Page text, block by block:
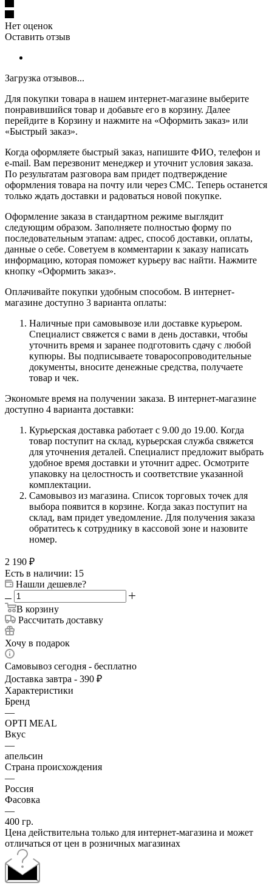
Нет оценок
Оставить отзыв
Загрузка отзывов...
Для покупки товара в нашем интернет-магазине выберите
понравившийся товар и добавьте его в корзину. Далее
перейдите в Корзину и нажмите на «Оформить заказ» или
«Быстрый заказ».
Когда оформляете быстрый заказ, напишите ФИО, телефон и
e-mail. Вам перезвонит менеджер и уточнит условия заказа.
По результатам разговора вам придет подтверждение
оформления товара на почту или через СМС. Теперь останется
только ждать доставки и радоваться новой покупке.
Оформление заказа в стандартном режиме выглядит
следующим образом. Заполняете полностью форму по
последовательным этапам: адрес, способ доставки, оплаты,
данные о себе. Советуем в комментарии к заказу написать
информацию, которая поможет курьеру вас найти. Нажмите
кнопку «Оформить заказ».
Оплачивайте покупки удобным способом. В интернет-
магазине доступно 3 варианта оплаты:
Наличные при самовывозе или доставке курьером.
Специалист свяжется с вами в день доставки, чтобы
уточнить время и заранее подготовить сдачу с любой
купюры. Вы подписываете товаросопроводительные
документы, вносите денежные средства, получаете
товар и чек.
Экономьте время на получении заказа. В интернет-магазине
доступно 4 варианта доставки:
Курьерская доставка работает с 9.00 до 19.00. Когда
товар поступит на склад, курьерская служба свяжется
для уточнения деталей. Специалист предложит выбрать
удобное время доставки и уточнит адрес. Осмотрите
упаковку на целостность и соответствие указанной
комплектации.
Самовывоз из магазина. Список торговых точек для
выбора появится в корзине. Когда заказ поступит на
склад, вам придет уведомление. Для получения заказа
обратитесь к сотруднику в кассовой зоне и назовите
номер.
2 190 ₽
Есть в наличии: 15
Нашли дешевле?
В корзину
Рассчитать доставку
Хочу в подарок
Самовывоз сегодня - бесплатно
Доставка завтра - 390 ₽
Характеристики
Бренд
—
OPTI MEAL
Вкус
—
апельсин
Страна происхождения
—
Россия
Фасовка
—
400 гр.
Цена действительна только для интернет-магазина и может
отличаться от цен в розничных магазинах